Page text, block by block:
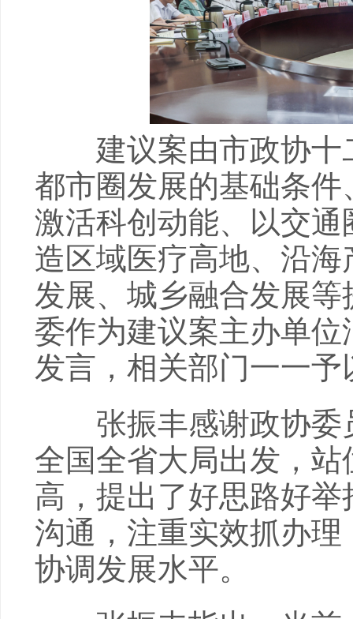
建议案由市政协十
都市圈发展的基础条
激活科创动能、以交
造区域医疗高地、沿
发展、城乡融合发展
委作为建议案主办单
发言，相关部门一一予
张振丰感谢政协委
全国全省大局出发，
高，提出了好思路好
沟通，注重实效抓办
协调发展水平。